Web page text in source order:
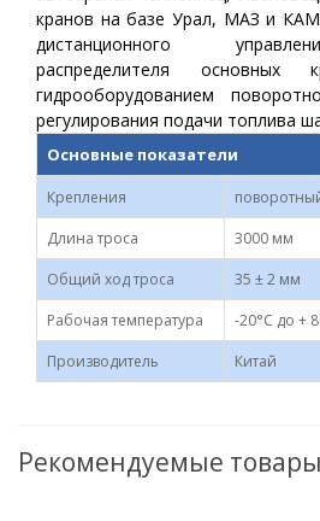
кранов на базе Урал, МАЗ и
дистанционного
распределителя основных
гидрооборудованием
регулирования подачи топлива
Основные показатели
Крепления
Длина троса
3000 мм
Общий ход троса
35 ± 2 мм
Рабочая температура
-20°C до +
Производитель
Китай
Рекомендуемые товары